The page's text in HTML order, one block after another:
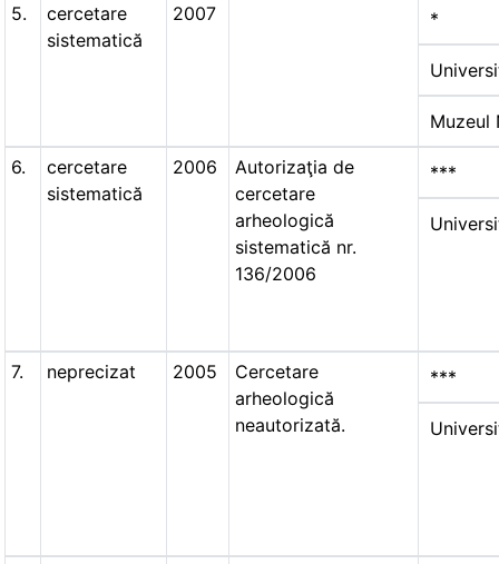
5.
cercetare
sistematică
2007 *
Muzeul
6.
cercetare
sistematică
2006
Autorizaţia de
cercetare
arheologică
sistematică nr.
136/2006
***
7. neprecizat 2005
Cercetare
arheologică
neautorizată.
***